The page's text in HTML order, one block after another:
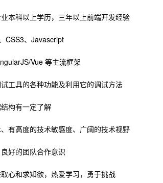
本科以上学历，三年以上前端开发经验
CSS3、Javascript
Vue 等主流框架
工具的各种功能及利用它的调试方法
构有一定了解
有高度的技术敏感度、广阔的技术视野
好的团队合作意识
心和求知欲，热爱学习，勇于挑战